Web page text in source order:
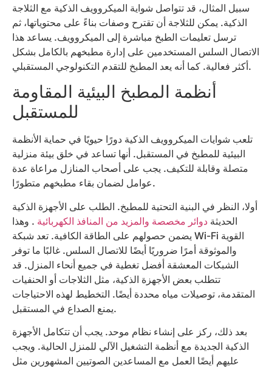
سبيل المثال، قد تتواصل شواية الميكروويف الذكية مع الثلاجة
الذكية. يمكن للثلاجة أن تقترح وصفات بناءً على محتوياتها، ثم
ترسل تعليمات الطبخ مباشرة إلى الميكروويف. يساعد هذا
الاتصال السلس المستخدمين على إدارة مطبخهم بالكامل بشكل
أكثر فعالية. كما أنه يعد المطبخ للتقدم التكنولوجي المستقبلي.
أنظمة المطبخ البيئية المقاومة
للمستقبل
تلعب شوايات الميكروويف الذكية دورًا حيويًا في حماية الأنظمة
البيئية للمطبخ في المستقبل. أنها تساعد في خلق بيئة منزلية
متصلة وقابلة للتكيف. يجب على أصحاب المنازل مراعاة عدة
عوامل لضمان بقاء مطبخهم متطورًا.
أولا، النظر في البنية التحتية للمطبخ. الطلب على الأجهزة الذكية
الحديثة دوائر مخصصة والمزيد من المنافذ الكهربائية . وهذا
يضمن حصولهم على الطاقة الكافية. تعد شبكة Wi-Fi القوية
والموثوقة أمرًا ضروريًا أيضًا للاتصال السلس. غالبًا ما توفر
الشبكات المعشقة أفضل تغطية في جميع أنحاء المنزل. قد
تتطلب بعض الأجهزة الذكية، مثل الثلاجات أو الحنفيات
المتقدمة، توصيلات مياه محددة أيضًا. التخطيط لهذه الاحتياجات
يمنع الصداع في المستقبل.
بعد ذلك، ركز على إنشاء نظام موحد. يجب أن تتكامل الأجهزة
الذكية الجديدة مع أنظمة التشغيل الآلي للمنزل الحالية. ويجب
عليهم أيضًا العمل مع المساعدين الصوتيين المشهورين مثل